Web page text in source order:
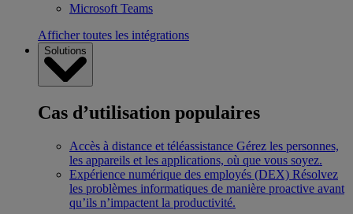
Microsoft Teams
Afficher toutes les intégrations
Solutions
Cas d’utilisation populaires
Accès à distance et téléassistance Gérez les personnes,
les appareils et les applications, où que vous soyez.
Expérience numérique des employés (DEX) Résolvez
les problèmes informatiques de manière proactive avant
qu’ils n’impactent la productivité.